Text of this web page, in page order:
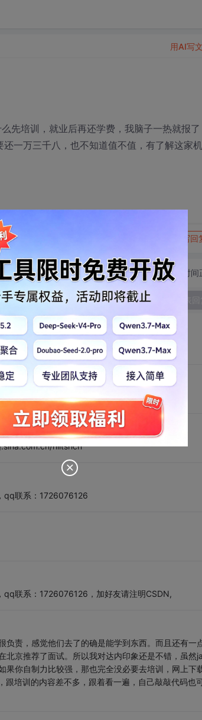
先培训，就业后再还学费，我脑子一热就报了
一万三千八，也不知道值不值，有了解这家
写回
用AI写
切换为时间
niitshcn
qq联系：1726076126
qq联系：1726076126，加好友请注明CSDN,
责，感觉他们去了的确是能学到东西。而且还有一
北京推荐了面试。所以我对达内印象还是不错，虽然
你自制力比较强，那也完全没必要去培训，网上下
培训的内容差不多，跟着看一遍，自己敲敲代码也